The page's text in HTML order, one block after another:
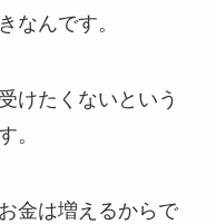
なんです。
けたくないという
。
金は増えるからで